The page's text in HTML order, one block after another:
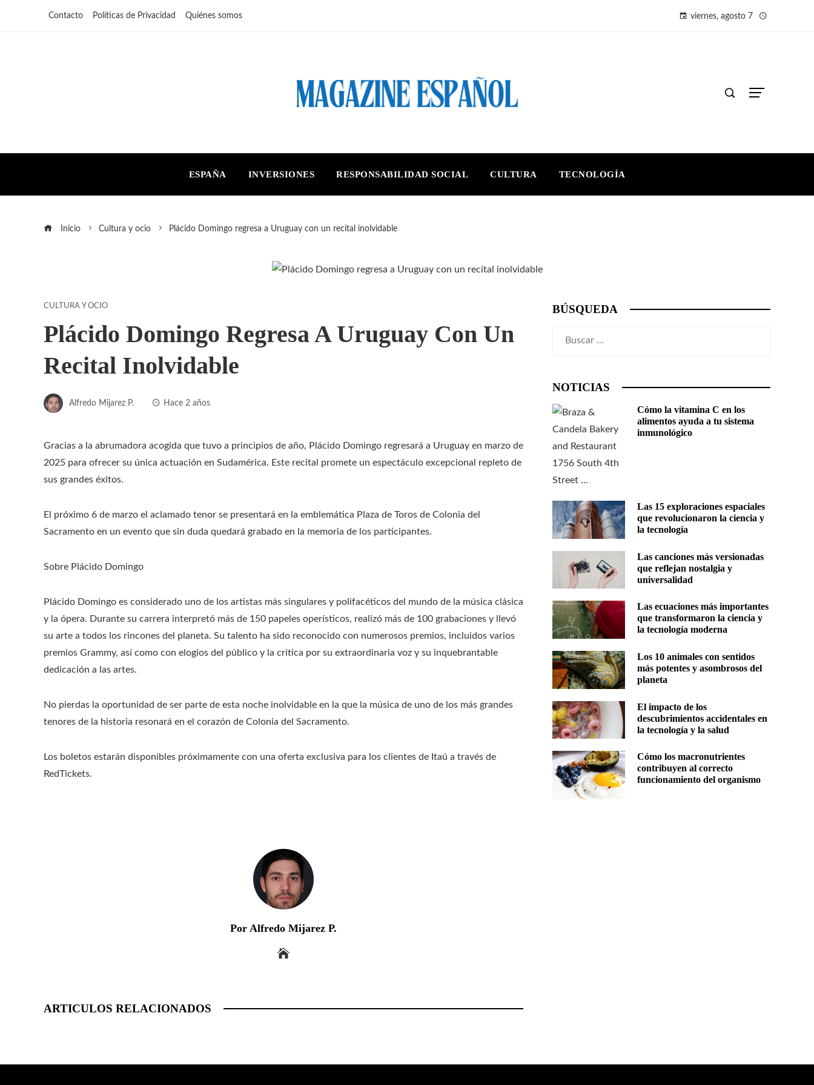
Contacto Políticas de Privacidad Quiénes somos viernes, agosto 7
ESPAÑA INVERSIONES RESPONSABILIDAD SOCIAL CULTURA TECNOLOGÍA
Inicio Cultura y ocio Plácido Domingo regresa a Uruguay con un recital inolvidable
CULTURA Y OCIO
Plácido Domingo Regresa A Uruguay Con Un
Recital Inolvidable
Alfredo Mijarez P. Hace 2 años
Gracias a la abrumadora acogida que tuvo a principios de año, Plácido Domingo regresará a Uruguay en marzo de
2025 para ofrecer su única actuación en Sudamérica. Este recital promete un espectáculo excepcional repleto de
sus grandes éxitos.
El próximo 6 de marzo el aclamado tenor se presentará en la emblemática Plaza de Toros de Colonia del
Sacramento en un evento que sin duda quedará grabado en la memoria de los participantes.
Sobre Plácido Domingo
Plácido Domingo es considerado uno de los artistas más singulares y polifacéticos del mundo de la música clásica
y la ópera. Durante su carrera interpretó más de 150 papeles operísticos, realizó más de 100 grabaciones y llevó
su arte a todos los rincones del planeta. Su talento ha sido reconocido con numerosos premios, incluidos varios
premios Grammy, así como con elogios del público y la crítica por su extraordinaria voz y su inquebrantable
dedicación a las artes.
No pierdas la oportunidad de ser parte de esta noche inolvidable en la que la música de uno de los más grandes
tenores de la historia resonará en el corazón de Colonia del Sacramento.
Los boletos estarán disponibles próximamente con una oferta exclusiva para los clientes de Itaú a través de
RedTickets.
Por Alfredo Mijarez P.
ARTICULOS RELACIONADOS
BÚSQUEDA
NOTICIAS
Cómo la vitamina C en los
alimentos ayuda a tu sistema
inmunológico
Las 15 exploraciones espaciales
que revolucionaron la ciencia y
la tecnología
Las canciones más versionadas
que reflejan nostalgia y
universalidad
Las ecuaciones más importantes
que transformaron la ciencia y
la tecnología moderna
Los 10 animales con sentidos
más potentes y asombrosos del
planeta
El impacto de los
descubrimientos accidentales en
la tecnología y la salud
Cómo los macronutrientes
contribuyen al correcto
funcionamiento del organismo